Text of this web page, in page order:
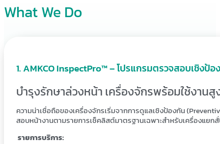
What We Do
. AMKCO InspectPro™ – โปรแกรมตรวจสอบเชิง
บำรุงรักษาล่วงหน้า เครื่องจักรพร้อมใช้งาน
ความน่าเชื่อถือของเครื่องจักรเริ่มจากการดูแลเชิงป้องกัน
สอบหน้างานตามรายการเช็คลิสต์มาตรฐานเฉพาะสำหรับเครื่องแยก
รายการบริการ: